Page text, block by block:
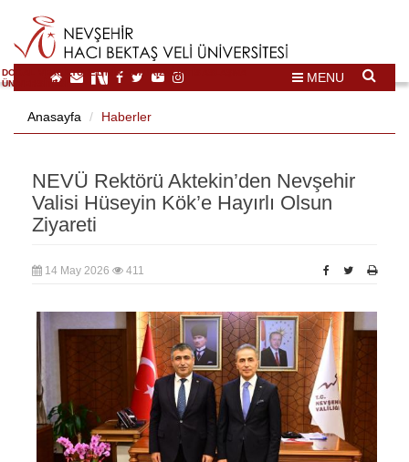
DOĞAL VE KÜLTÜREL MİRAS TURİZMİ İHTİSASLAŞMA
ÜNİVERSİTESİ
MENU
Anasayfa Haberler
NEVÜ Rektörü Aktekin’den Nevşehir
Valisi Hüseyin Kök’e Hayırlı Olsun
Ziyareti
14 May 2026 411